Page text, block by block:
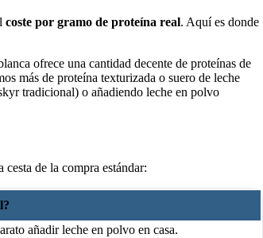
coste por gramo de proteína real. Aquí es donde
ofrece una cantidad decente de proteínas de
más de proteína texturizada o suero de leche
tradicional) o añadiendo leche en polvo
de la compra estándar:
añadir leche en polvo en casa.